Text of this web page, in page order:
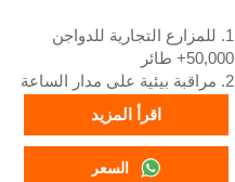
1. للمزارع التجارية للدواجن
50,000+ طائر
2. مراقبة بيئية على مدار الساعة
3. تحسن تحويل العلف بنسبة
4. زيادة إنتاج البيض بنسبة 10%
5. رقم الاستقبال / واتساب:
اقرأ المزيد
السعر